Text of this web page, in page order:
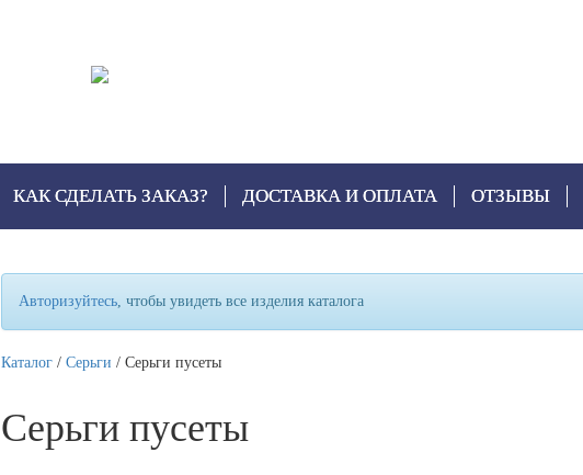
КАК СДЕЛАТЬ ЗАКАЗ? ДОСТАВКА И ОПЛАТА ОТЗЫВЫ
Авторизуйтесь, чтобы увидеть все изделия каталога
Каталог/ Серьги / Серьги пусеты
Серьги пусеты